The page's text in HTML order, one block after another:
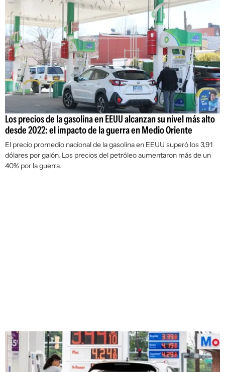
Los precios de la gasolina en EEUU alcanzan su nivel más alto
desde 2022: el impacto de la guerra en Medio Oriente
El precio promedio nacional de la gasolina en EEUU superó los 3,91
dólares por galón. Los precios del petróleo aumentaron más de un
40% por la guerra.